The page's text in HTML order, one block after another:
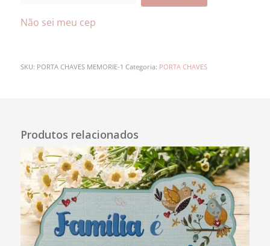
Não sei meu cep
SKU: PORTA CHAVES MEMORIE-1 Categoria: PORTA CHAVES
Produtos relacionados